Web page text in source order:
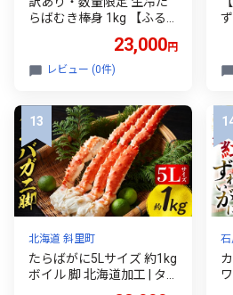
らばむき棒身 1kg 【ふる
ンキング 生冷たらばむき
棒身 かに カニ 蟹 わけあり
いしい 北海道 網走市 送料
無料】 ABB183
23,000円
レビュー (0件)
北海道 斜里町
たらばがに5Lサイズ 約1kg
ボイル 脚 北海道加工 | タ